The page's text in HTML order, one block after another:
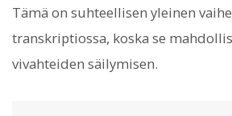
Tämä on suhteellisen yleinen
transkriptiossa, koska se
vivahteiden säilymisen.